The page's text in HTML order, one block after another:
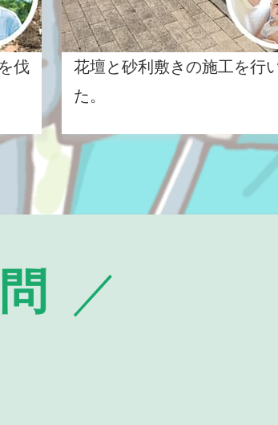
伐
花壇と砂利敷きの施工を行
た。